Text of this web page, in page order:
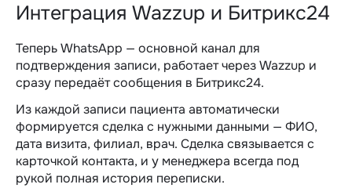
Интеграция Wazzup и Битрикс24
Теперь WhatsApp — основной канал для
подтверждения записи, работает через Wazzup и
сразу передаёт сообщения в Битрикс24.
Из каждой записи пациента автоматически
формируется сделка с нужными данными — ФИО,
дата визита, филиал, врач. Сделка связывается с
карточкой контакта, и у менеджера всегда под
рукой полная история переписки.